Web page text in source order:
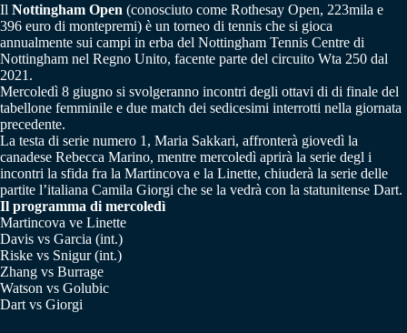
Il Nottingham Open (conosciuto come Rothesay Open, 223mila e
396 euro di montepremi) è un torneo di tennis che si gioca
annualmente sui campi in erba del Nottingham Tennis Centre di
Nottingham nel Regno Unito, facente parte del circuito Wta 250 dal
2021.
Mercoledì 8 giugno si svolgeranno incontri degli ottavi di di finale del
tabellone femminile e due match dei sedicesimi interrotti nella giornata
precedente.
La testa di serie numero 1, Maria Sakkari, affronterà giovedì la
canadese Rebecca Marino, mentre mercoledì aprirà la serie degl i
incontri la sfida fra la Martincova e la Linette, chiuderà la serie delle
partite l’italiana Camila Giorgi che se la vedrà con la statunitense Dart.
Il programma di mercoledì
Martincova ve Linette
Davis vs Garcia (int.)
Riske vs Snigur (int.)
Zhang vs Burrage
Watson vs Golubic
Dart vs Giorgi